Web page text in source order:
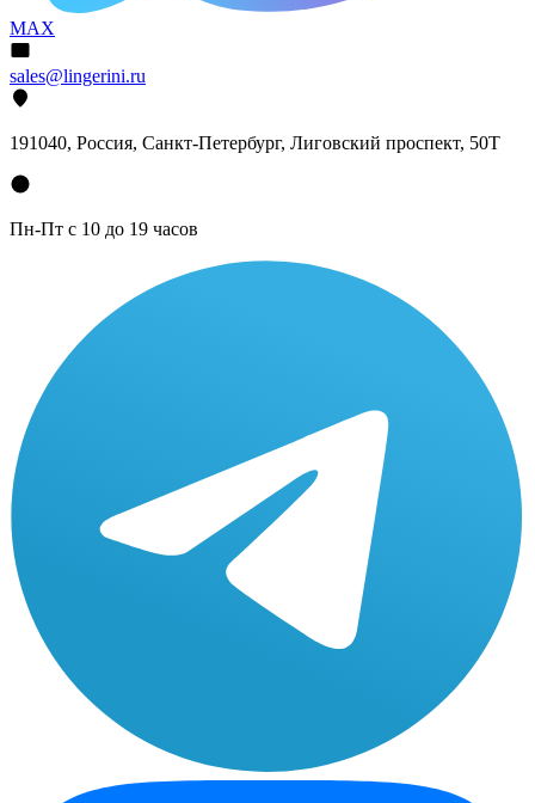
MAX
sales@lingerini.ru
191040, Россия, Санкт-Петербург, Лиговский проспект, 50Т
Пн-Пт с 10 до 19 часов